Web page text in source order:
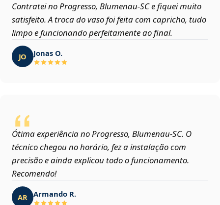
Contratei no Progresso, Blumenau‑SC e fiquei muito
satisfeito. A troca do vaso foi feita com capricho, tudo
limpo e funcionando perfeitamente ao final.
JO Jonas O.
Ótima experiência no Progresso, Blumenau‑SC. O
técnico chegou no horário, fez a instalação com
precisão e ainda explicou todo o funcionamento.
Recomendo!
AR Armando R.